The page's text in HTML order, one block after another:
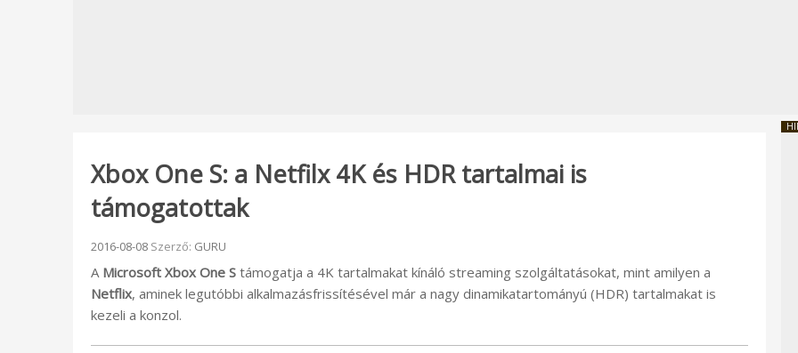
Xbox One S: a Netfilx 4K és HDR tartalmai is
támogatottak
Beküldve:
2016-08-08 Szerző: GURU
A Microsoft Xbox One S támogatja a 4K tartalmakat kínáló streaming szolgáltatásokat, mint amilyen a
Netflix, aminek legutóbbi alkalmazásfrissítésével már a nagy dinamikatartományú (HDR) tartalmakat is
kezeli a konzol.